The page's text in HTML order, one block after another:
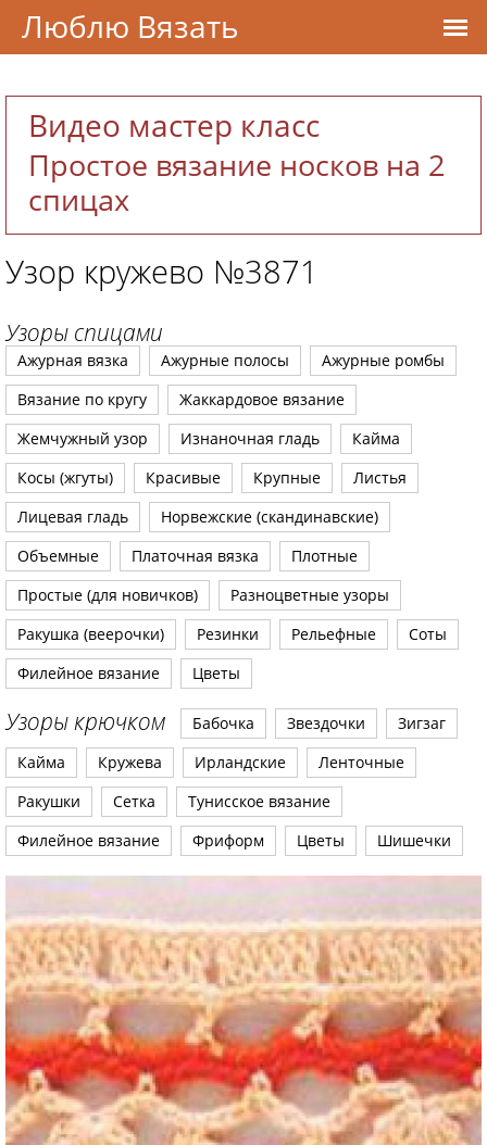
Видео мастер класс
Простое вязание носков на 2
спицах
Узор кружево №3871
Узоры спицами
Ажурная вязка Ажурные полосы
Ажурные ромбы
Вязание по кругу
Жаккардовое вязание
Жемчужный узор
Изнаночная гладь
Кайма
Косы (жгуты)
Красивые Крупные
Листья
Лицевая гладь
Норвежские (скандинавские)
Объемные
Платочная вязка
Плотные
Простые (для новичков)
Разноцветные узоры
Ракушка (веерочки)
Резинки Рельефные
Соты
Филейное вязание
Цветы
Узоры крючком Бабочка Звездочки
Зигзаг
Кайма
Кружева Ирландские
Ленточные
Ракушки
Сетка
Тунисское вязание
Филейное вязание
Фриформ Цветы Шишечки
Люблю Вязать